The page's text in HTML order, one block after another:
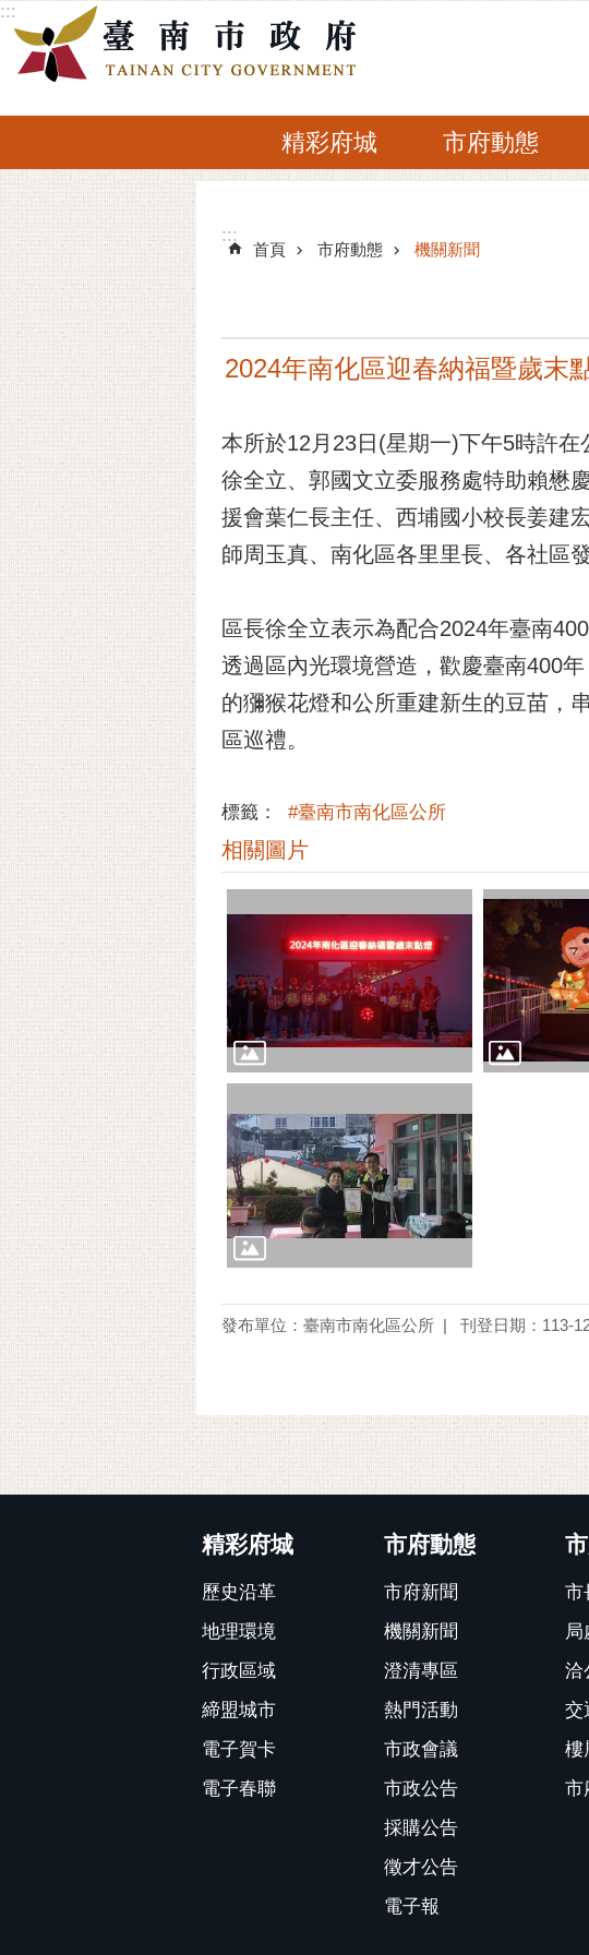
跳到主要內容區塊
:::
精彩府城 市府動態
:::
:::
首頁 市府動態 機關新聞
2024年南化區迎春納福暨歲末
本所於12月23日(星期一)下午5時許
徐全立、郭國文立委服務處特助賴懋
援會葉仁長主任、西埔國小校長姜建
師周玉真、南化區各里里長、各社區
區長徐全立表示為配合2024年臺南
透過區內光環境營造，歡慶臺南400
的獼猴花燈和公所重建新生的豆苗，
區巡禮。
標籤： #臺南市南化區公所
相關圖片
發布單位：臺南市南化區公所 刊登日期：113-
精彩府城
歷史沿革
地理環境
行政區域
締盟城市
電子賀卡
電子春聯
市府動態
市府新聞
機關新聞
澄清專區
熱門活動
市政會議
市政公告
採購公告
徵才公告
電子報
市
局
洽
交
樓
市